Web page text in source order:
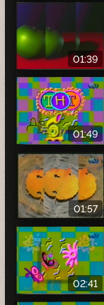
01:39
01:49
01:57
02:41